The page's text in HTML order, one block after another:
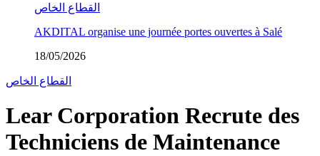
القطاع الخاص
AKDITAL organise une journée portes ouvertes à Salé
18/05/2026
القطاع الخاص
Lear Corporation Recrute des
Techniciens de Maintenance